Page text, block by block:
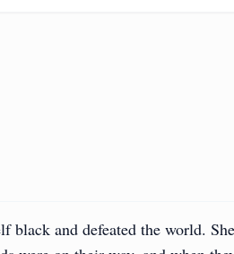
black and defeated the world.